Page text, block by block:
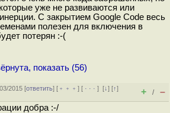
уже не развиваются или
С закрытием Google Code весь
полезен для включения в
потерян :-(
показать (56)
2015 [ответить] [ ﹢﹢﹢] [ · · ·][↓] [↑]
+ / –
добра :-/